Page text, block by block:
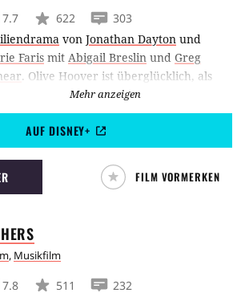
7.7 622
303
von Jonathan Dayton und
Faris mit Abigail Breslin und Greg
. Olive Hoover ist überglücklich, als
unkonventionelle Familie mit ihr zum
Miss Sunshine-Schönheitswettbewerb
Nicht nur für das kleine Mädchen ist
der Beginn eines großen Abenteuers.
Mehr anzeigen
AUF DISNEY+
FILM VORMERKEN
, Musikfilm
7.8 511
232